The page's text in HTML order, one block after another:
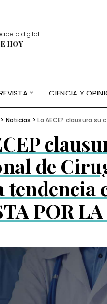
o digital
HOY
CIENCIA Y
> Noticias >La AECEP clausura su congreso
de
tendencia
POR